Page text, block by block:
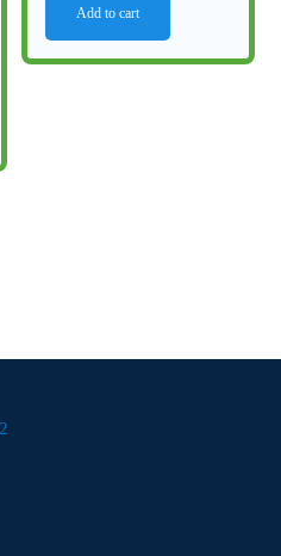
Add to cart